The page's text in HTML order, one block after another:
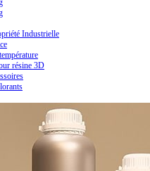
Industrielle
résine 3D